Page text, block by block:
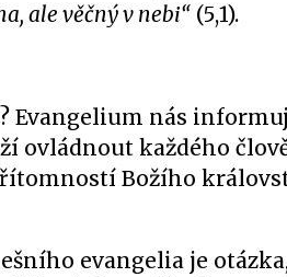
ale věčný v nebi“ (5,1).
Evangelium nás
ovládnout každého
Božího
evangelia je